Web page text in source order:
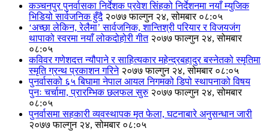
कञ्चनपुर पुनर्वासका निर्देशक प्रवेश सिंहको निर्देशनमा नयाँ म्युजिक
भिडियो सार्वजनिक हुँदै २०७७ फाल्गुन २४, सोमबार ०८:०५
‘अच्छा लेकिन, रेलैमा’ सार्वजनिक, शान्तिश्री परियार र विजयजंग
थापाको स्वरमा नयाँ लोकदोहोरी गीत २०७७ फाल्गुन २४, सोमबार
०८:०५
कविवर गणेशदत्त न्यौपाने र साहित्यकार महेन्द्रबहादुर बस्नेतको स्मृतिमा
स्मृति ग्रन्थ प्रकाशन गरिने २०७७ फाल्गुन २४, सोमबार ०८:०५
पुनर्वासको ६५ बिघामा नेपाल आयल निगमको डिपो स्थापनाको विषय
पुनः चर्चामा, प्रारम्भिक छलफल सुरु २०७७ फाल्गुन २४, सोमबार
०८:०५
पुनर्वासमा सहकारी व्यवस्थापक मृत फेला, घटनाबारे अनुसन्धान जारी
२०७७ फाल्गुन २४, सोमबार ०८:०५